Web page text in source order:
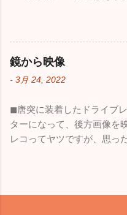
鏡から映像
- 3月 24, 2022
◼︎唐突に装着したドライブ
ターになって、後方画像を
レコってヤツですが、思っ
度で見える範囲が変わる
る範囲は格段に広いので、